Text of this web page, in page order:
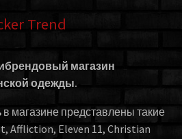
Trend
магазин
одежды.
магазине представлены такие
Affliction, Eleven 11, Christian